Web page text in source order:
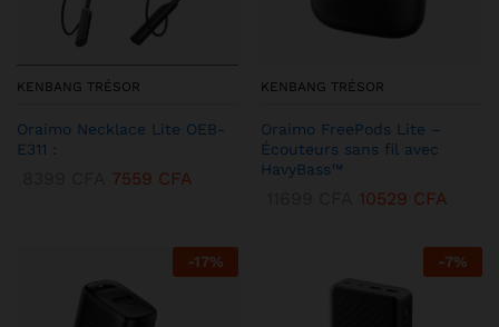
KENBANG TRÉSOR
Oraimo Necklace Lite OEB-
E311 :
7559 CFA
KENBANG TRÉSOR
Oraimo FreePods Lite –
Écouteurs sans fil avec
HavyBass™
10529 CFA
-17% -7%